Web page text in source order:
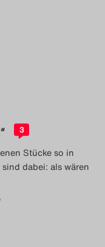
3
Stücke so in
dabei: als wären